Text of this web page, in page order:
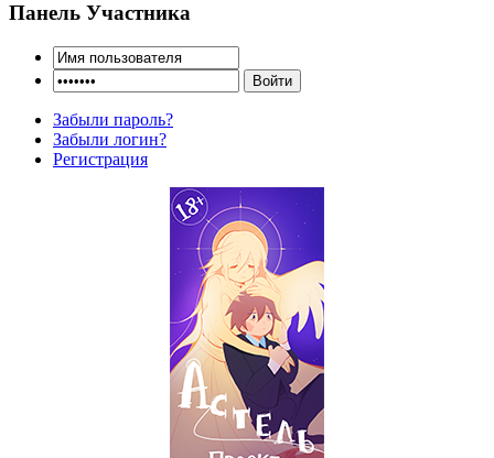
Панель Участника
Забыли пароль?
Забыли логин?
Регистрация